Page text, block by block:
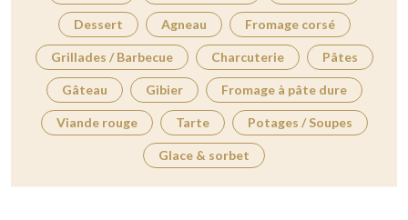
Dessert Agneau Fromage corsé
Grillades / Barbecue Charcuterie Pâtes
Gâteau Gibier Fromage à pâte dure
Viande rouge Tarte Potages / Soupes
Glace & sorbet